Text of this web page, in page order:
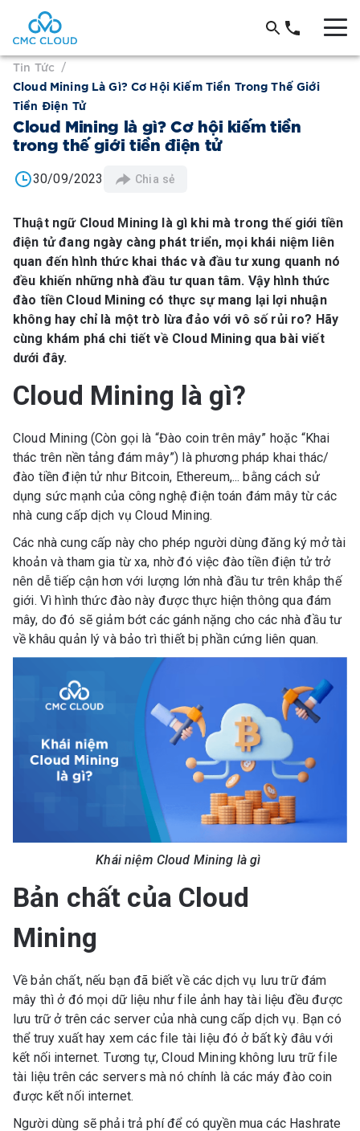
Tin Tức /
Cloud Mining Là Gì? Cơ Hội Kiếm Tiền Trong Thế Giới
Tiền Điện Tử
Cloud Mining là gì? Cơ hội kiếm tiền
trong thế giới tiền điện tử
30/09/2023 Chia sẻ
Thuật ngữ Cloud Mining là gì khi mà trong thế giới tiền
điện tử đang ngày càng phát triển, mọi khái niệm liên
quan đến hình thức khai thác và đầu tư xung quanh nó
đều khiến những nhà đầu tư quan tâm. Vậy hình thức
đào tiền Cloud Mining có thực sự mang lại lợi nhuận
không hay chỉ là một trò lừa đảo với vô số rủi ro? Hãy
cùng khám phá chi tiết về Cloud Mining qua bài viết
dưới đây.
Cloud Mining là gì?
Cloud Mining (Còn gọi là “Đào coin trên mây” hoặc “Khai
thác trên nền tảng đám mây”) là phương pháp khai thác/
đào tiền điện tử như Bitcoin, Ethereum,... bằng cách sử
dụng sức mạnh của công nghệ điện toán đám mây từ các
nhà cung cấp dịch vụ Cloud Mining.
Các nhà cung cấp này cho phép người dùng đăng ký mở tài
khoản và tham gia từ xa, nhờ đó việc đào tiền điện tử trở
nên dễ tiếp cận hơn với lượng lớn nhà đầu tư trên khắp thế
giới. Vì hình thức đào này được thực hiện thông qua đám
mây, do đó sẽ giảm bớt các gánh nặng cho các nhà đầu tư
về khâu quản lý và bảo trì thiết bị phần cứng liên quan.
Khái niệm Cloud Mining là gì
Bản chất của Cloud
Mining
Về bản chất, nếu bạn đã biết về các dịch vụ lưu trữ đám
mây thì ở đó mọi dữ liệu như file ảnh hay tài liệu đều được
lưu trữ ở trên các server của nhà cung cấp dịch vụ. Bạn có
thể truy xuất hay xem các file tài liệu đó ở bất kỳ đâu với
kết nối internet. Tương tự, Cloud Mining không lưu trữ file
tài liệu trên các servers mà nó chính là các máy đào coin
được kết nối internet.
Người dùng sẽ phải trả phí để có quyền mua các Hashrate